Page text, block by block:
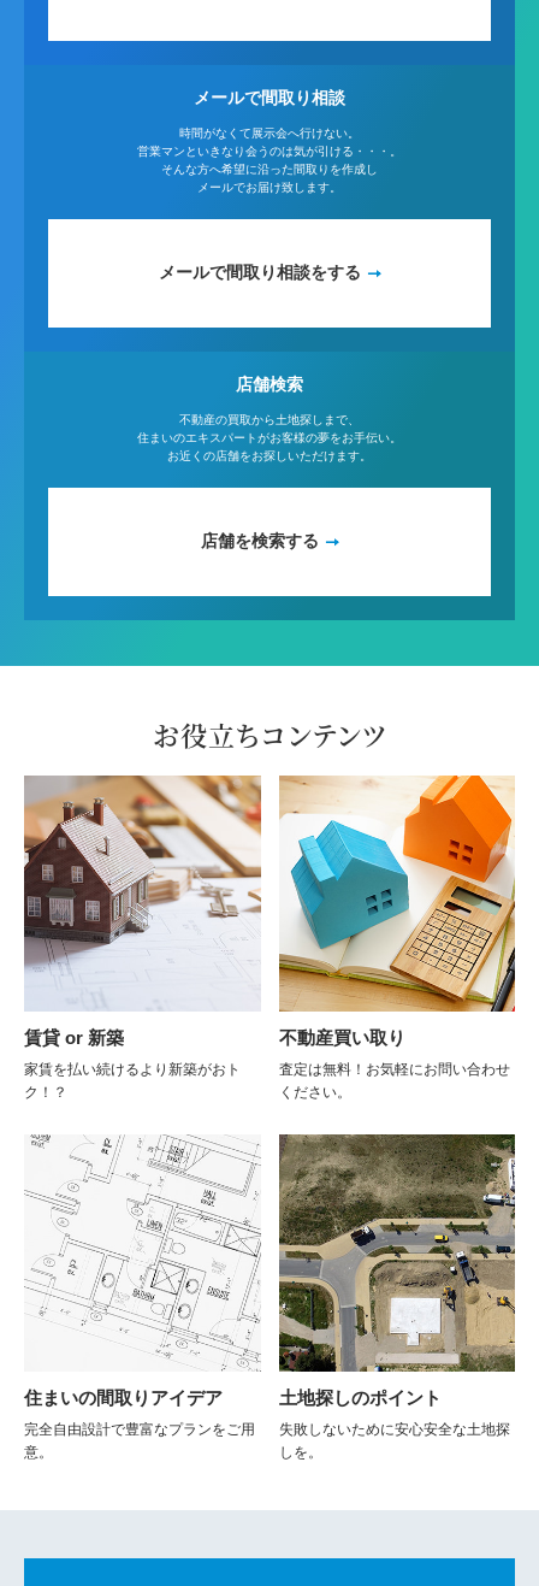
メールで間取り相談
時間がなくて展示会へ行けない。
営業マンといきなり会うのは気が引ける・・・。
そんな方へ希望に沿った間取りを作成し
メールでお届け致します。
メールで間取り相談をする
店舗検索
不動産の買取から土地探しまで、
住まいのエキスパートがお客様の夢をお手伝い。
お近くの店舗をお探しいただけます。
店舗を検索する
お役立ちコンテンツ
賃貸 or 新築
家賃を払い続けるより新築がおト
ク！？
不動産買い取り
査定は無料！お気軽にお問い合わせ
ください。
住まいの間取りアイデア
完全自由設計で豊富なプランをご用
意。
土地探しのポイント
失敗しないために安心安全な土地探
しを。